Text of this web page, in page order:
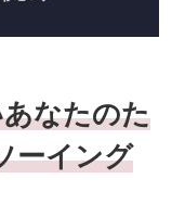
なたのた
ーイング